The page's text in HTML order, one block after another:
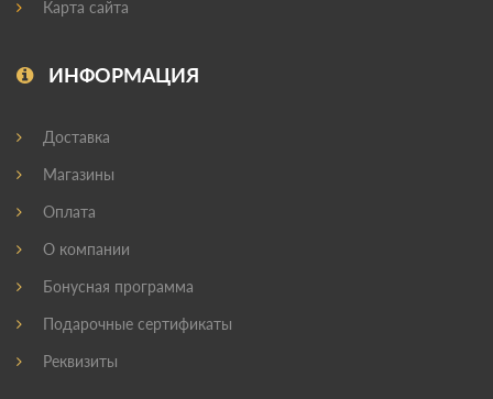
Карта сайта
ИНФОРМАЦИЯ
Доставка
Магазины
Оплата
О компании
Бонусная программа
Подарочные сертификаты
Реквизиты